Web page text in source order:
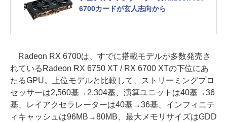
6700カードが玄人志向から
Radeon RX 6700は、すでに搭載モデルが多数発売さ
れているRadeon RX 6750 XT / RX 6700 XTの下位にあ
たるGPU。上位モデルと比較して、ストリーミングプロ
セッサーは2,560基→2,304基、演算ユニットは40基→36
基、レイアクセラレーターは40基→36基、インフィニテ
ィキャッシュは96MB→80MB、最大メモリサイズはGDD